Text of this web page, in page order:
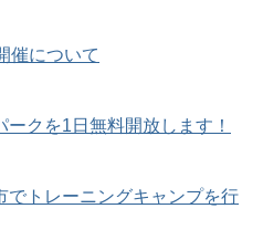
催について
クを1日無料開放します！
でトレーニングキャンプを行